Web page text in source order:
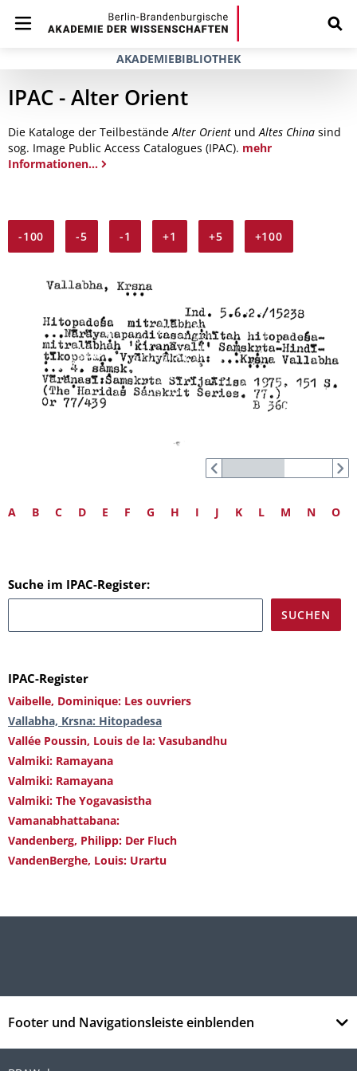
AKADEMIEBIBLIOTHEK
IPAC - Alter Orient
Die Kataloge der TeilbeständeAlter Orient undAltes China sind
sog. Image Public Access Catalogues (IPAC). mehr
Informationen...
-100 -5 -1 +1 +5 +100
A B C D E F G H I J K L M N O
Suche im IPAC-Register:
IPAC-Register
Vaibelle, Dominique: Les ouvriers
Vallabha, Krsna: Hitopadesa
Vallée Poussin, Louis de la: Vasubandhu
Valmiki: Ramayana
Valmiki: Ramayana
Valmiki: The Yogavasistha
Vamanabhattabana:
Vandenberg, Philipp: Der Fluch
VandenBerghe, Louis: Urartu
Footer und Navigationsleiste einblenden